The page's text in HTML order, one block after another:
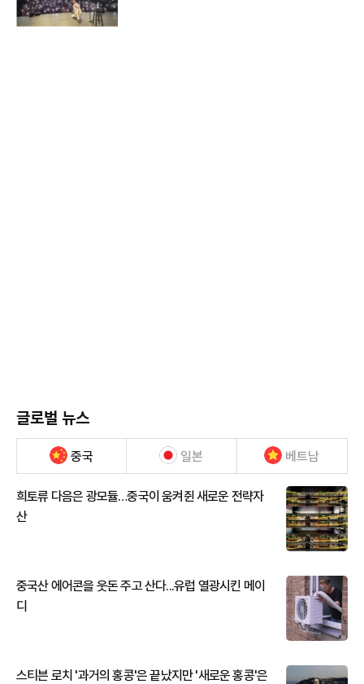
글로벌 뉴스
중국 일본 베트남
희토류 다음은 광모듈…중국이 움켜쥔 새로운 전략자
산
중국산 에어콘을 웃돈 주고 산다...유럽 열광시킨 메이
디
스티븐 로치 '과거의 홍콩'은 끝났지만 '새로운 홍콩'은